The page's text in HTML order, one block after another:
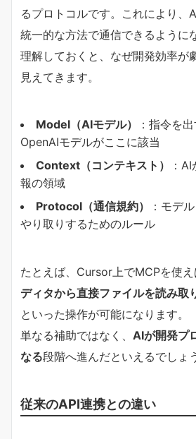
るプロトコルです。これにより、
統一的な方法で通信できるように
理解しておくと、なぜ開発効率が
見えてきます。
Model（AIモデル）
：指令を
OpenAIモデルがここに該当
Context（コンテキスト）
：
報の領域
Protocol（通信規約）
：モデ
やり取りするためのルール
たとえば、Cursor上でMCPを使え
ディタから直接ファイルを読み取
といった操作が可能になります。
単なる補助ではなく、 AIが開発プ
なる段階へ進んだといえるでしょ
従来のAPI連携との違い